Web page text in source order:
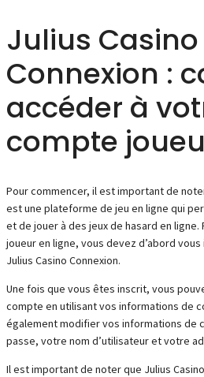
Julius Casino
Connexion :
accéder à
compte
Pour commencer, il est important de
est une plateforme de jeu en ligne qui
et de jouer à des jeux de hasard en
joueur en ligne, vous devez d’abord
Julius Casino Connexion.
Une fois que vous êtes inscrit, vous
compte en utilisant vos informations de
également modifier vos informations de
passe, votre nom d’utilisateur et votre
Il est important de noter que Julius